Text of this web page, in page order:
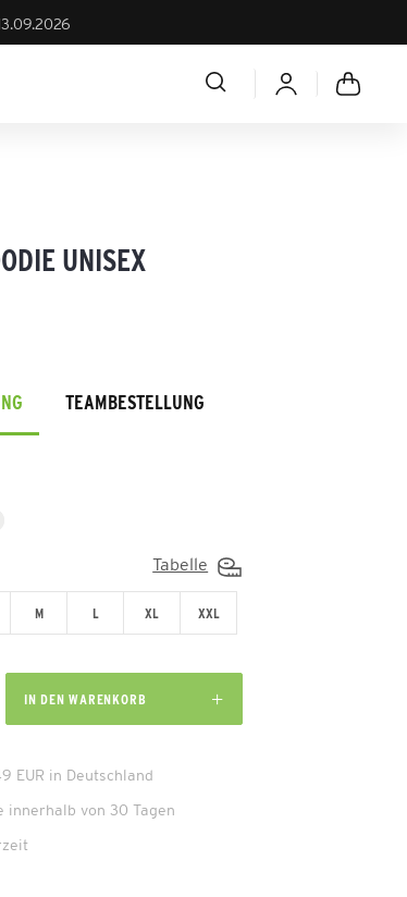
UNISEX
TEAMBESTELLUNG
Tabelle
M L XL XXL
IN DEN WARENKORB
EUR in Deutschland
innerhalb von 30 Tagen